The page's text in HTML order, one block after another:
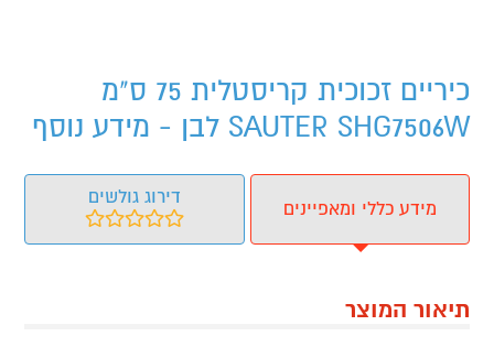
כיריים זכוכית קריסטלית 75 ס"מ
SAUTER SHG7506W לבן - מידע נוסף
מידע כללי ומאפיינים
דירוג גולשים
תיאור המוצר